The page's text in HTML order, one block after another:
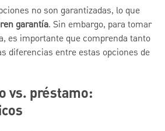
no son garantizadas, lo que
garantía. Sin embargo, para tomar
es importante que comprenda tanto
diferencias entre estas opciones de
vs. préstamo: